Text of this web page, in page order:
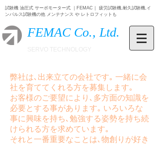
FEMAC Co., Ltd.
試験機 油圧式 サーボモーター式 ｜FEMAC｜ 疲労試験機,耐久試験機,イ
ンパルス試験機の他 メンテナンス や レトロフィットも
弊社は､出来立ての会社です｡ 一緒に会
社を育ててくれる方を募集します｡
お客様のご要望により､多方面の知識を
必要とする事があります｡ いろいろな
事に興味を持ち､勉強する姿勢を持ち続
けられる方を求めています｡
それと一番重要なことは､物創りが好き